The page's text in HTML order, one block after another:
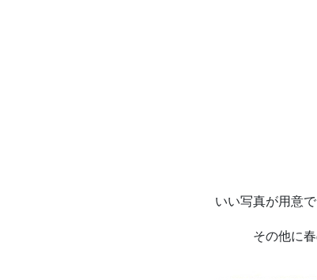
いい写真が用意
その他に